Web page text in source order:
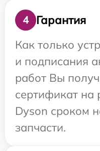
4
Гарантия
Как только
и подписания
работ Вы
сертификат на
Dyson сроком
запчасти.